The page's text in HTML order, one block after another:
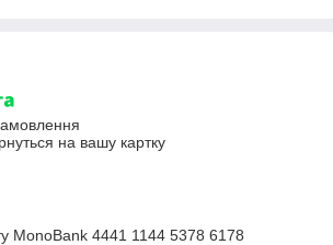
на вашу картку
MonoBank 4441 1144 5378 6178